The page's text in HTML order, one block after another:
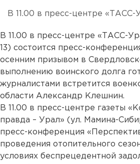
В 11.00 в пресс-центре «ТАСС-
В 11.00 в пресс-центре «ТАСС-
13) состоится пресс-
осенним призывом в
выполнению воинского долга
журналистами встретится
области Александр Клешнин.
В 11.00 в пресс-центре газеты
правда – Урал» (ул. Мамина-
пресс-конференция
проведения отопительного
условиях беспрецедентной